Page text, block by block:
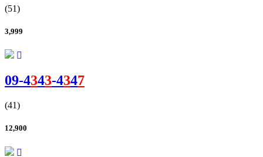
(51)
3,999
09-4343-4347
(41)
12,900